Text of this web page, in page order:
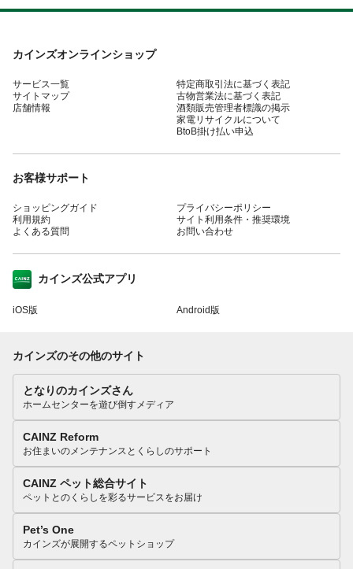
カインズオンラインショップ
サービス一覧
サイトマップ
店舗情報
特定商取引法に基づく表記
古物営業法に基づく表記
酒類販売管理者標識の掲示
家電リサイクルについて
BtoB掛け払い申込
お客様サポート
ショッピングガイド
利用規約
よくある質問
プライバシーポリシー
サイト利用条件・推奨環境
お問い合わせ
カインズ公式アプリ
iOS版 Android版
カインズのその他のサイト
となりのカインズさん
ホームセンターを遊び倒すメディア
CAINZ Reform
お住まいのメンテナンスとくらしのサポート
CAINZ ペット総合サイト
ペットとのくらしを彩るサービスをお届け
Pet’s One
カインズが展開するペットショップ